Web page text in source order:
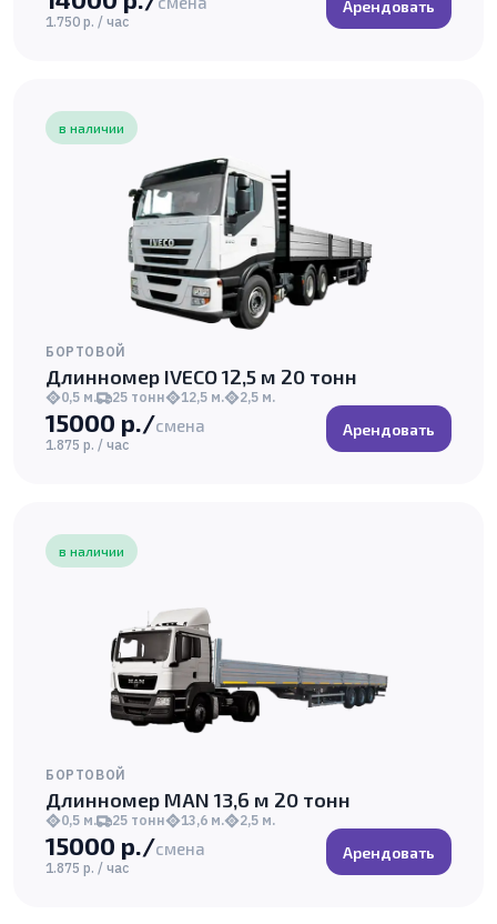
1.750 р. / час
Арендовать
в наличии
БОРТОВОЙ
Длинномер IVECO 12,5 м 20 тонн
0,5 м. 25 тонн 12,5 м. 2,5 м.
15000 р./смена
1.875 р. / час
Арендовать
в наличии
БОРТОВОЙ
Длинномер MAN 13,6 м 20 тонн
0,5 м. 25 тонн 13,6 м. 2,5 м.
15000 р./смена
1.875 р. / час
Арендовать